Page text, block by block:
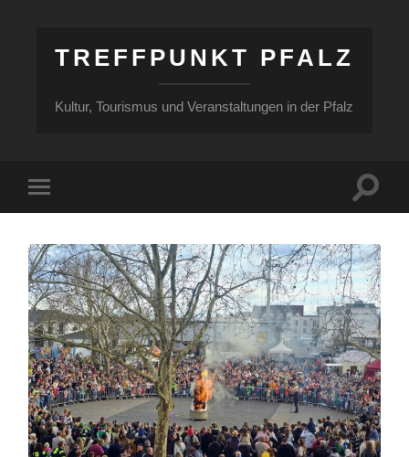
TREFFPUNKT PFALZ
Kultur, Tourismus und Veranstaltungen in der Pfalz
Menü